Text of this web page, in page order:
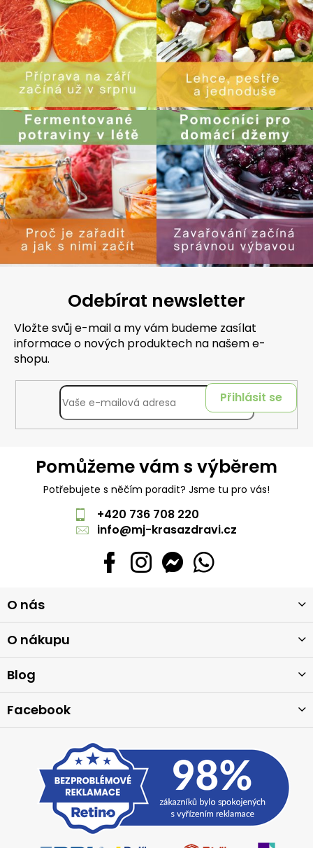
Odebírat newsletter
Vložte svůj e-mail a my vám budeme zasílat
informace o nových produktech na našem e-
shopu.
Přihlásit se
Pomůžeme vám s výběrem
Potřebujete s něčím poradit? Jsme tu pro vás!
+420 736 708 220
info@mj-krasazdravi.cz
á
p
a
t
O nás
O nákupu
Blog
Facebook